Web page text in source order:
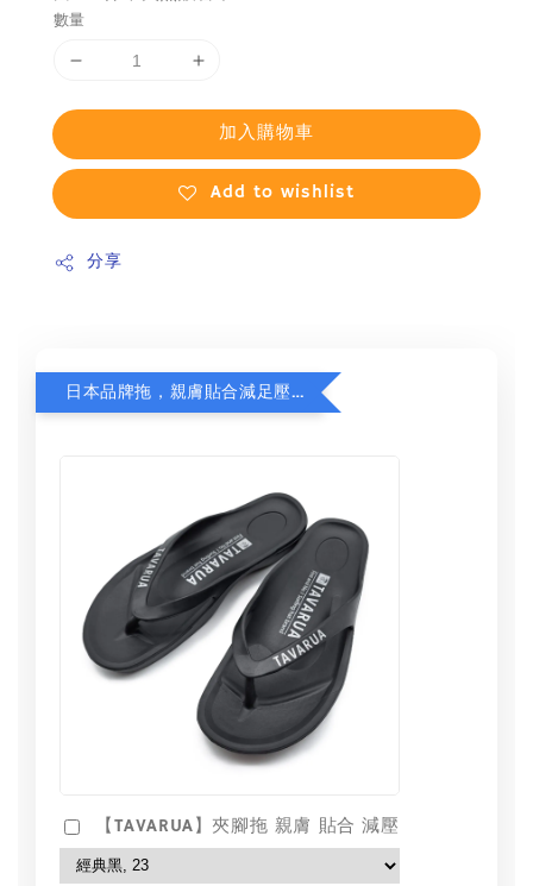
數量
加入購物車
Add to wishlist
分享
日本品牌拖，親膚貼合減足壓，超值加購75折！
【TAVARUA】夾腳拖 親膚 貼合 減壓